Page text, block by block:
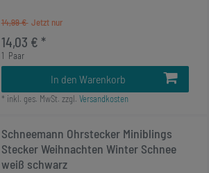
14,99 €
14,03 € *
1 Paar
In den Warenkorb
* inkl. ges. MwSt. zzgl. Versandkosten
Schneemann Ohrstecker Miniblings
Stecker Weihnachten Winter Schnee
weiß schwarz